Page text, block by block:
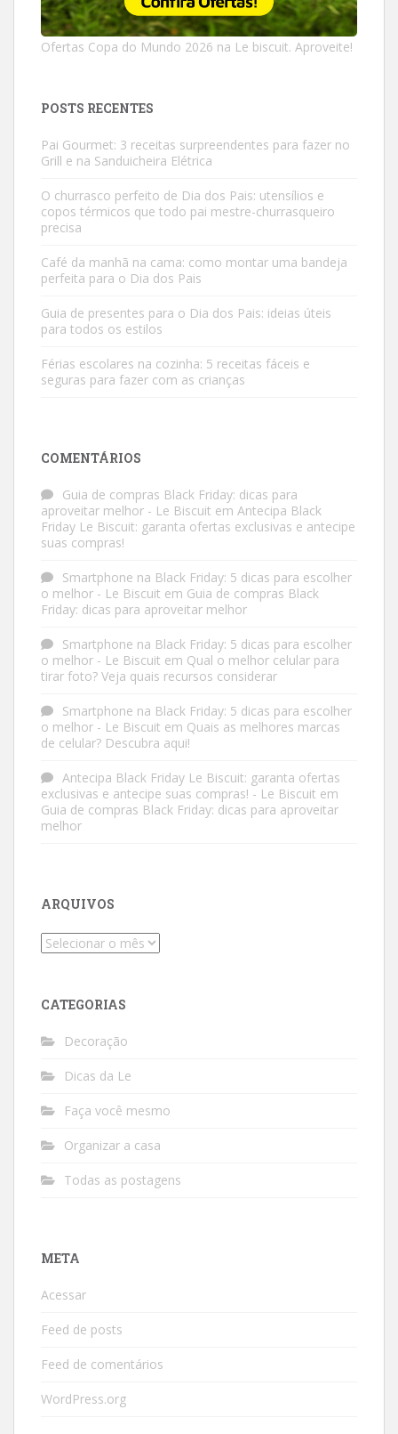
Ofertas Copa do Mundo 2026 na Le biscuit. Aproveite!
POSTS RECENTES
Pai Gourmet: 3 receitas surpreendentes para fazer no
Grill e na Sanduicheira Elétrica
O churrasco perfeito de Dia dos Pais: utensílios e
copos térmicos que todo pai mestre-churrasqueiro
precisa
Café da manhã na cama: como montar uma bandeja
perfeita para o Dia dos Pais
Guia de presentes para o Dia dos Pais: ideias úteis
para todos os estilos
Férias escolares na cozinha: 5 receitas fáceis e
seguras para fazer com as crianças
COMENTÁRIOS
Guia de compras Black Friday: dicas para
aproveitar melhor - Le Biscuit em Antecipa Black
Friday Le Biscuit: garanta ofertas exclusivas e antecipe
suas compras!
Smartphone na Black Friday: 5 dicas para escolher
o melhor - Le Biscuit em Guia de compras Black
Friday: dicas para aproveitar melhor
Smartphone na Black Friday: 5 dicas para escolher
o melhor - Le Biscuit em Qual o melhor celular para
tirar foto? Veja quais recursos considerar
Smartphone na Black Friday: 5 dicas para escolher
o melhor - Le Biscuit em Quais as melhores marcas
de celular? Descubra aqui!
Antecipa Black Friday Le Biscuit: garanta ofertas
exclusivas e antecipe suas compras! - Le Biscuit em
Guia de compras Black Friday: dicas para aproveitar
melhor
ARQUIVOS
Arquivos
CATEGORIAS
Decoração
Dicas da Le
Faça você mesmo
Organizar a casa
Todas as postagens
META
Acessar
Feed de posts
Feed de comentários
WordPress.org